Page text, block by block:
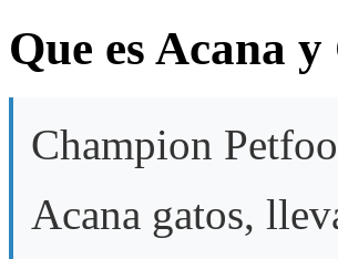
Que es Acana
Champion
Acana gatos,